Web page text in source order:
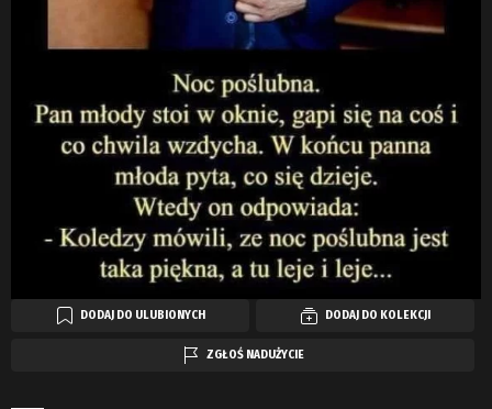
DODAJ DO ULUBIONYCH DODAJ DO KOLEKCJI
ZGŁOŚ NADUŻYCIE